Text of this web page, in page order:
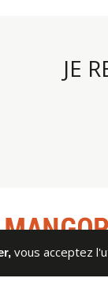
JE
vous acceptez